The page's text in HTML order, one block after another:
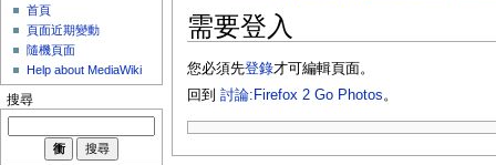
需要登入
您必須先登錄才可編輯頁面。
回到 討論:Firefox 2 Go Photos。
首頁
頁面近期變動
隨機頁面
Help about MediaWiki
搜尋